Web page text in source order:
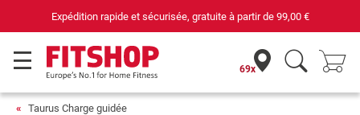
69 magasins avec 75 techniciens
69x
Taurus Charge guidée